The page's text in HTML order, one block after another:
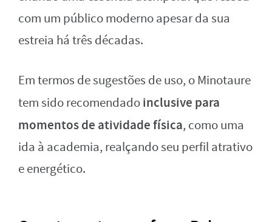
com um público moderno apesar da sua
estreia há três décadas.
Em termos de sugestões de uso, o Minotaure
tem sido recomendadoinclusive para
momentos de atividade física, como uma
ida à academia, realçando seu perfil atrativo
e energético.